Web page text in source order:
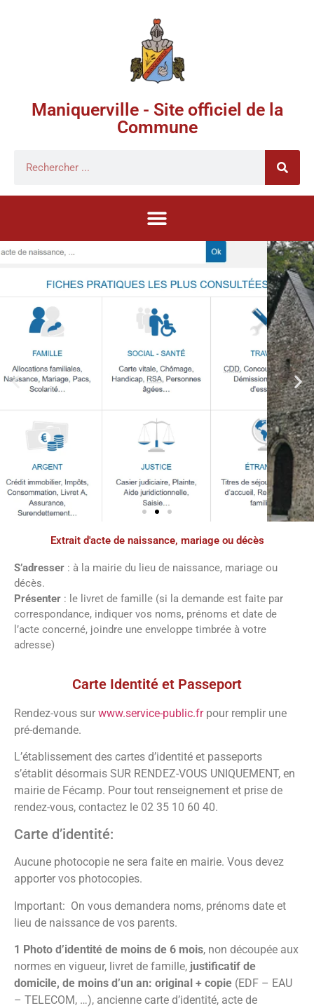
Maniquerville - Site officiel de la
Commune
Démarches
administratives
Faîtes vos démarches en ligne sur notre
site en cliquant sur le bouton ci-dessous
Extrait d'acte de naissance, mariage ou décès
S’adresser : à la mairie du lieu de naissance, mariage ou
décès.
Présenter : le livret de famille (si la demande est faite par
correspondance, indiquer vos noms, prénoms et date de
l’acte concerné, joindre une enveloppe timbrée à votre
adresse)
Carte Identité et Passeport
Rendez-vous sur www.service-public.frpour remplir une
pré-demande.
L’établissement des cartes d’identité et passeports
s’établit désormais SUR RENDEZ-VOUS UNIQUEMENT, en
mairie de Fécamp. Pour tout renseignement et prise de
rendez-vous, contactez le 02 35 10 60 40.
Carte d’identité:
Aucune photocopie ne sera faite en mairie. Vous devez
apporter vos photocopies.
Important: On vous demandera noms, prénoms date et
lieu de naissance de vos parents.
1 Photo d’identité de moins de 6 mois, non découpée aux
normes en vigueur, livret de famille, justificatif de
domicile, de moins d’un an: original + copie (EDF – EAU
– TELECOM, …), ancienne carte d’identité, acte de